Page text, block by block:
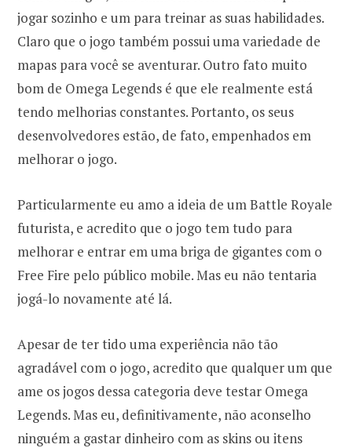
jogar sozinho e um para treinar as suas habilidades.
Claro que o jogo também possui uma variedade de
mapas para você se aventurar. Outro fato muito
bom de Omega Legends é que ele realmente está
tendo melhorias constantes. Portanto, os seus
desenvolvedores estão, de fato, empenhados em
melhorar o jogo.
Particularmente eu amo a ideia de um Battle Royale
futurista, e acredito que o jogo tem tudo para
melhorar e entrar em uma briga de gigantes com o
Free Fire pelo público mobile. Mas eu não tentaria
jogá-lo novamente até lá.
Apesar de ter tido uma experiência não tão
agradável com o jogo, acredito que qualquer um que
ame os jogos dessa categoria deve testar Omega
Legends. Mas eu, definitivamente, não aconselho
ninguém a gastar dinheiro com as skins ou itens